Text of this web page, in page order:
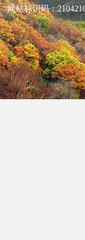
网站标识码：